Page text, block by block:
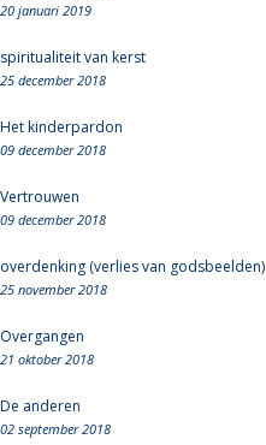
20 januari 2019
spiritualiteit van kerst
25 december 2018
Het kinderpardon
09 december 2018
Vertrouwen
09 december 2018
overdenking (verlies van godsbeelden)
25 november 2018
Overgangen
21 oktober 2018
De anderen
02 september 2018